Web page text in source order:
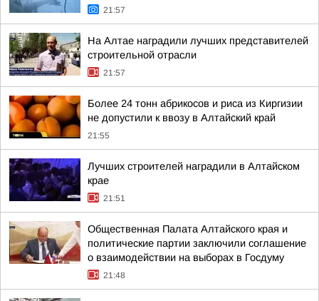
21:57
На Алтае наградили лучших представителей
строительной отрасли
21:57
Более 24 тонн абрикосов и риса из Киргизии
не допустили к ввозу в Алтайский край
21:55
Лучших строителей наградили в Алтайском
крае
21:51
Общественная Палата Алтайского края и
политические партии заключили соглашение
о взаимодействии на выборах в Госдуму
21:48